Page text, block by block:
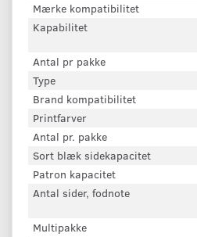
Mærke kompatibilitet
Kapabilitet
Antal pr pakke
Type
Brand kompatibilitet
Printfarver
Antal pr. pakke
Sort blæk sidekapacitet
Patron kapacitet
Antal sider, fodnote
Multipakke